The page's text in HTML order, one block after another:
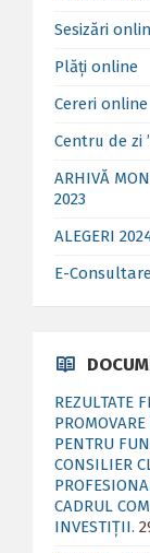
Sesizări
Plăți online
Cereri online
Centru de zi
ARHIVĂ
2023
ALEGERI
E-
REZULTATE
PENTRU
CONSILIER
CADRUL
INVESTIȚII.